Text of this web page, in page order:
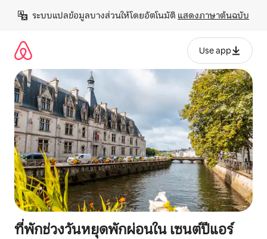
เนื้อหา
ระบบแปลข้อมูลบางส่วนให้โดยอัตโนมัติ แสดงภาษาต้นฉบับ
Use app
ที่พักช่วงวันหยุดพักผ่อนใน เซนต์ปีแอร์